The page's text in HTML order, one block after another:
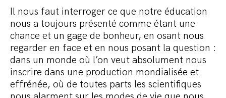
Il nous faut interroger ce que notre éducation
nous a toujours présenté comme étant une
chance et un gage de bonheur, en osant nous
regarder en face et en nous posant la question :
dans un monde où l’on veut absolument nous
inscrire dans une production mondialisée et
effrénée, où de toutes parts les scientifiques